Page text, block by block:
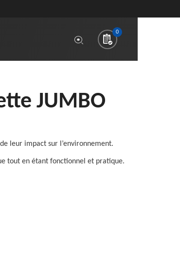
0
JUMBO
leur impact sur l’environnement.
tout en étant fonctionnel et pratique.